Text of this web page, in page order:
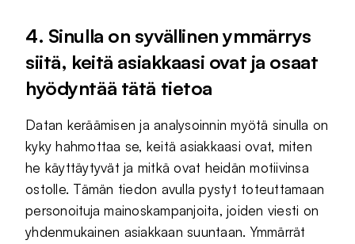
4. Sinulla on syvällinen ymmärrys
siitä, keitä asiakkaasi ovat ja osaat
hyödyntää tätä tietoa
Datan keräämisen ja analysoinnin myötä sinulla on
kyky hahmottaa se, keitä asiakkaasi ovat, miten
he käyttäytyvät ja mitkä ovat heidän motiivinsa
ostolle. Tämän tiedon avulla pystyt toteuttamaan
personoituja mainoskampanjoita, joiden viesti on
yhdenmukainen asiakkaan suuntaan. Ymmärrät